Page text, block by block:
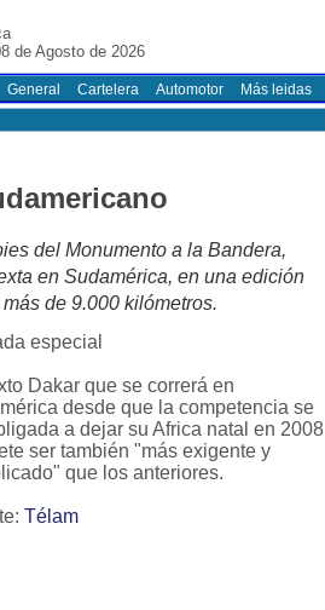
de Agosto de 2026
General Cartelera Automotor Más leidas
del Monumento a la Bandera,
en Sudamérica, en una edición
de 9.000 kilómetros.
especial
Dakar que se correrá en
desde que la competencia se
a dejar su Africa natal en 2008
ser también "más exigente y
que los anteriores.
Télam